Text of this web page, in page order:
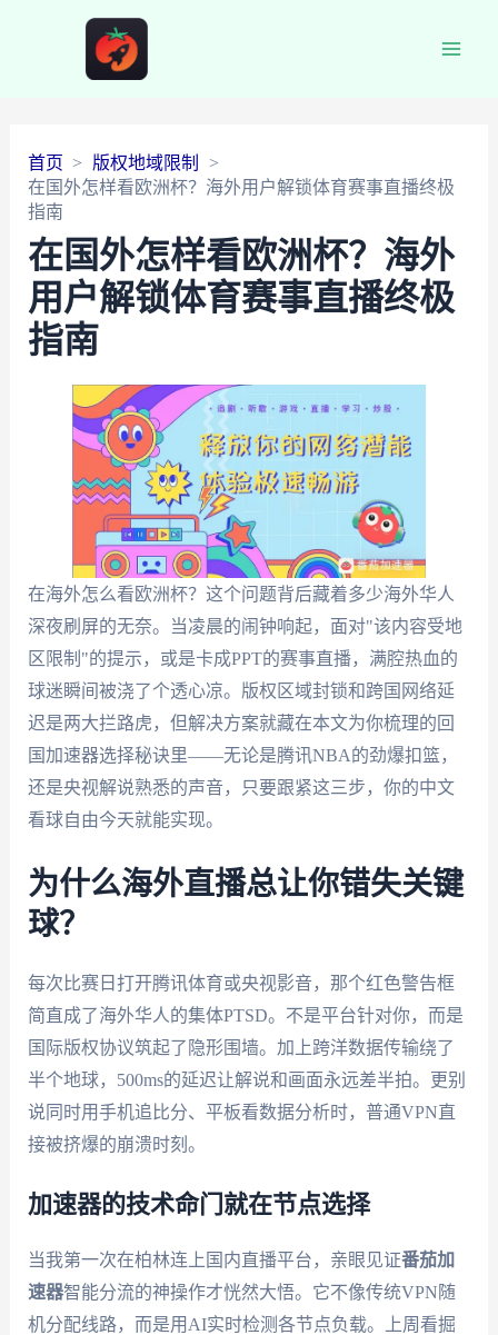
首页
版权地域限制
在国外怎样看欧洲杯？海外用户解锁体育赛事直播终极
指南
在国外怎样看欧洲杯？海外
用户解锁体育赛事直播终极
指南
在海外怎么看欧洲杯？这个问题背后藏着多少海外华人
深夜刷屏的无奈。当凌晨的闹钟响起，面对"该内容受地
区限制"的提示，或是卡成PPT的赛事直播，满腔热血的
球迷瞬间被浇了个透心凉。版权区域封锁和跨国网络延
迟是两大拦路虎，但解决方案就藏在本文为你梳理的回
国加速器选择秘诀里——无论是腾讯NBA的劲爆扣篮，
还是央视解说熟悉的声音，只要跟紧这三步，你的中文
看球自由今天就能实现。
为什么海外直播总让你错失关键
球？
每次比赛日打开腾讯体育或央视影音，那个红色警告框
简直成了海外华人的集体PTSD。不是平台针对你，而是
国际版权协议筑起了隐形围墙。加上跨洋数据传输绕了
半个地球，500ms的延迟让解说和画面永远差半拍。更别
说同时用手机追比分、平板看数据分析时，普通VPN直
接被挤爆的崩溃时刻。
加速器的技术命门就在节点选择
当我第一次在柏林连上国内直播平台，亲眼见证番茄加
速器智能分流的神操作才恍然大悟。它不像传统VPN随
机分配线路，而是用AI实时检测各节点负载。上周看掘